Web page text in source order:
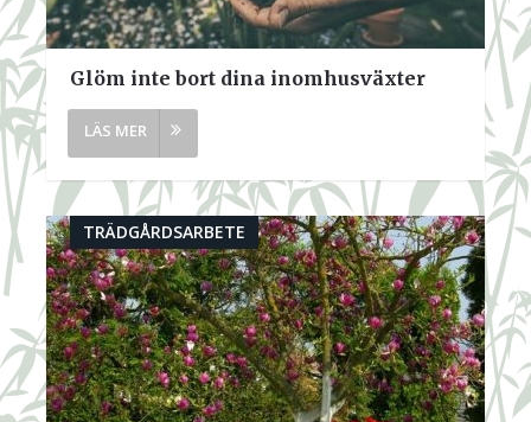
Glöm inte bort dina inomhusväxter
TRÄDGÅRDSARBETE